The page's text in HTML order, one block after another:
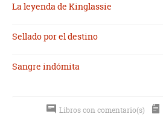
La leyenda de Kinglassie
Sellado por el destino
Sangre indómita
Libros con comentario(s)